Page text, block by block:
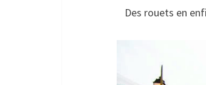
Des rouets en